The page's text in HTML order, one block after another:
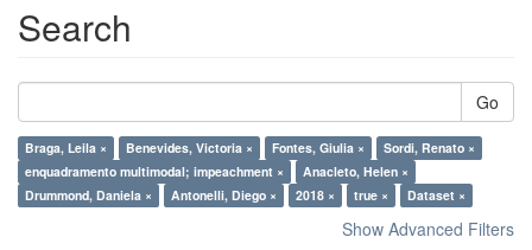
Search
Go
Braga, Leila × Benevides, Victoria × Fontes, Giulia ×
Sordi, Renato ×
enquadramento multimodal; impeachment ×
Anacleto, Helen ×
Drummond, Daniela ×
Antonelli, Diego × 2018 × true × Dataset ×
Show Advanced Filters